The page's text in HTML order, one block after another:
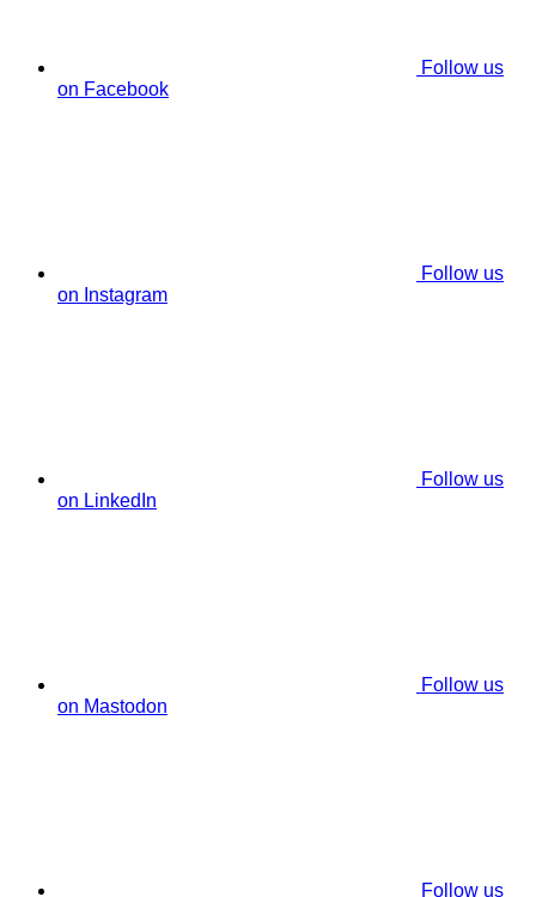
Follow us
on Facebook
Follow us
on Instagram
Follow us
on LinkedIn
Follow us
on Mastodon
Follow us